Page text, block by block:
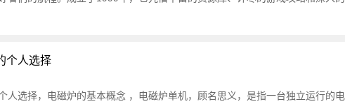
个人选择
人选择，电磁炉的基本概念 ，电磁炉单机，顾名思义，是指一台独立运行的电